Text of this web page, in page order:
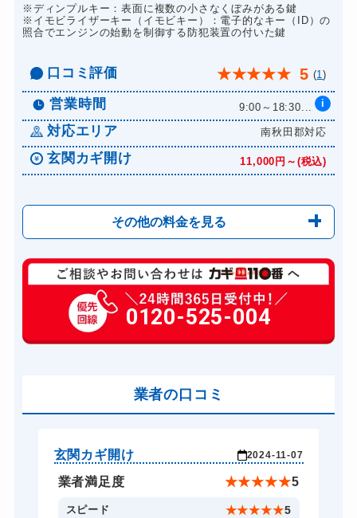
8,800円～(税込)
ドアノブカギ交換 11,000円～(税込)
※ディンプルキー：表面に複数の小さなくぼみがある鍵
※イモビライザーキー（イモビキー）：電子的なキー（ID）の
照合でエンジンの始動を制御する防犯装置の付いた鍵
口コミ評価 ★★★★★ 5 (1)
営業時間 9:00～18:30... i
対応エリア 南秋田郡対応
玄関カギ開け 11,000円～(税込)
その他の料金を見る
玄関カギ複製 550円(税込)～
玄関カギ開け 11,000円～(税込)
玄関カギ修理 6,600円～(税込)
バイクカギ開け 13,200円～(税込)
バイクカギ作成 16,500円～(税込)...
スーツケースカギ開け 8,800円～(税込)
0120-525-004
業者の口コミ
玄関カギ開け 2024-11-07
業者満足度 ★★★★★5
スピード ★★★★★5